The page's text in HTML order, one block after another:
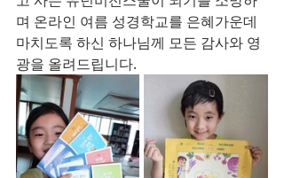
며 온라인 여름 성경학교를 은혜가운데
마치도록 하신 하나님께 모든 감사와 영
광을 올려드립니다.